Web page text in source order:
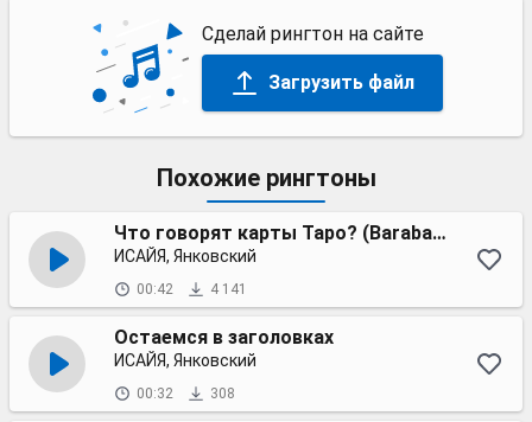
Сделай рингтон на сайте
Загрузить файл
Похожие рингтоны
Что говорят карты Таро? (Barabanov remix)
ИСАЙЯ, Янковский
00:42 4 141
Остаемся в заголовках
ИСАЙЯ, Янковский
00:32 308